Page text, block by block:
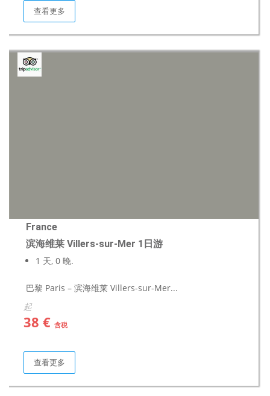
查看更多
France
滨海维莱 Villers-sur-Mer 1日游
1 天, 0 晚.
巴黎 Paris – 滨海维莱 Villers-sur-Mer...
起
38 € 含税
查看更多